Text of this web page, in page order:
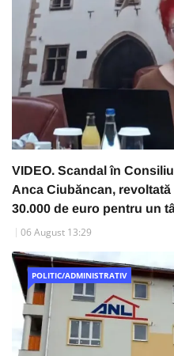
VIDEO. Scandal în
Anca Ciubăncan,
30.000 de euro pentru un
06 August 13:29
POLITIC/ADMINISTRATIV